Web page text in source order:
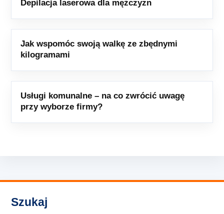
Depilacja laserowa dla mężczyzn
Jak wspomóc swoją walkę ze zbędnymi
kilogramami
Usługi komunalne – na co zwrócić uwagę
przy wyborze firmy?
Szukaj